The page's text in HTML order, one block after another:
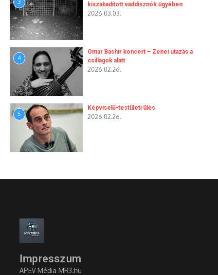
3
kiszabadított vaddisznók ügyében
2026.03.03.
4
Omar Bashir koncert – Zenei utazás a
csillagok alatt
2026.02.26.
5
Képviselő-testületi ülés
2026.02.26.
Impresszum
APEV Média MR3.hu